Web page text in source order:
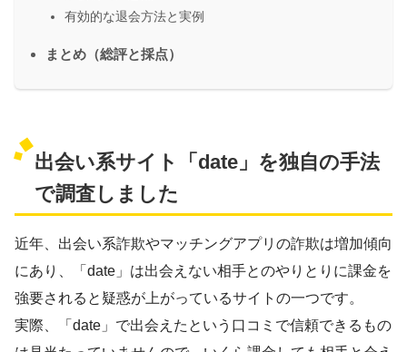
有効的な退会方法と実例
まとめ（総評と採点）
出会い系サイト「date」を独自の手法
で調査しました
近年、出会い系詐欺やマッチングアプリの詐欺は増加傾向
にあり、「date」は出会えない相手とのやりとりに課金を
強要されると疑惑が上がっているサイトの一つです。
実際、「date」で出会えたという口コミで信頼できるもの